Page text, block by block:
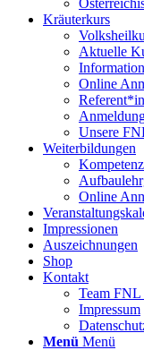
Kräuterkurs
Aktuelle
Online
Unsere
Weiterbildungen
Online
Impressionen
Auszeichnungen
Shop
Kontakt
Team FNL
Impressum
Menü Menü